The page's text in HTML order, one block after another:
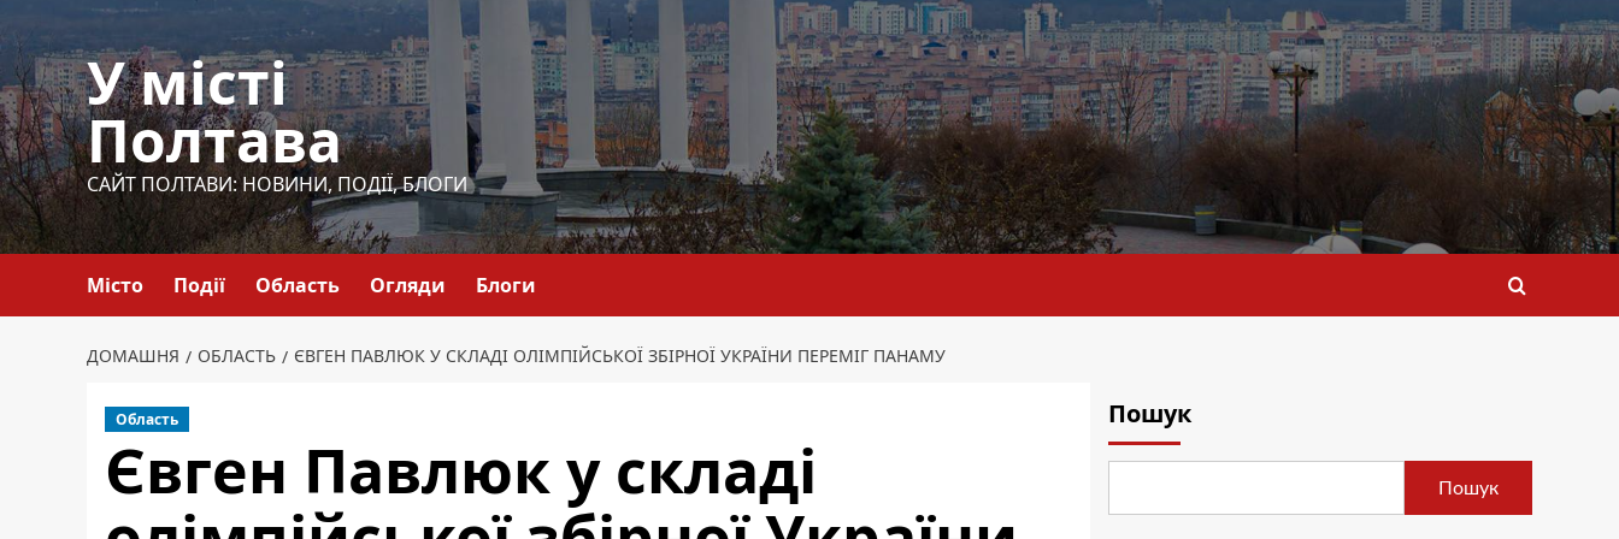
до
вмісту
У місті
Полтава
САЙТ ПОЛТАВИ: НОВИНИ, ПОДІЇ, БЛОГИ
Місто Події Область Огляди Блоги
ДОМАШНЯ ОБЛАСТЬ ЄВГЕН ПАВЛЮК У СКЛАДІ ОЛІМПІЙСЬКОЇ ЗБІРНОЇ УКРАЇНИ ПЕРЕМІГ ПАНАМУ
Область
Євген Павлюк у складі
Пошук
Пошук